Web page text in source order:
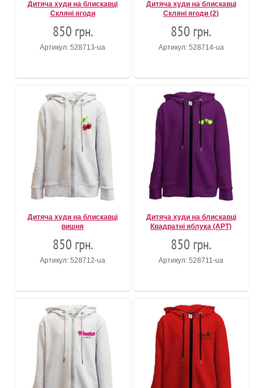
Дитяча худи на блискавці
Скляні ягоди
850 грн.
Артикул: 528713-ua
Дитяча худи на блискавці
Скляні ягоди (2)
850 грн.
Артикул: 528714-ua
Дитяча худи на блискавці
вишня
850 грн.
Артикул: 528712-ua
Дитяча худи на блискавці
Квадратні яблука (АРТ)
850 грн.
Артикул: 528711-ua